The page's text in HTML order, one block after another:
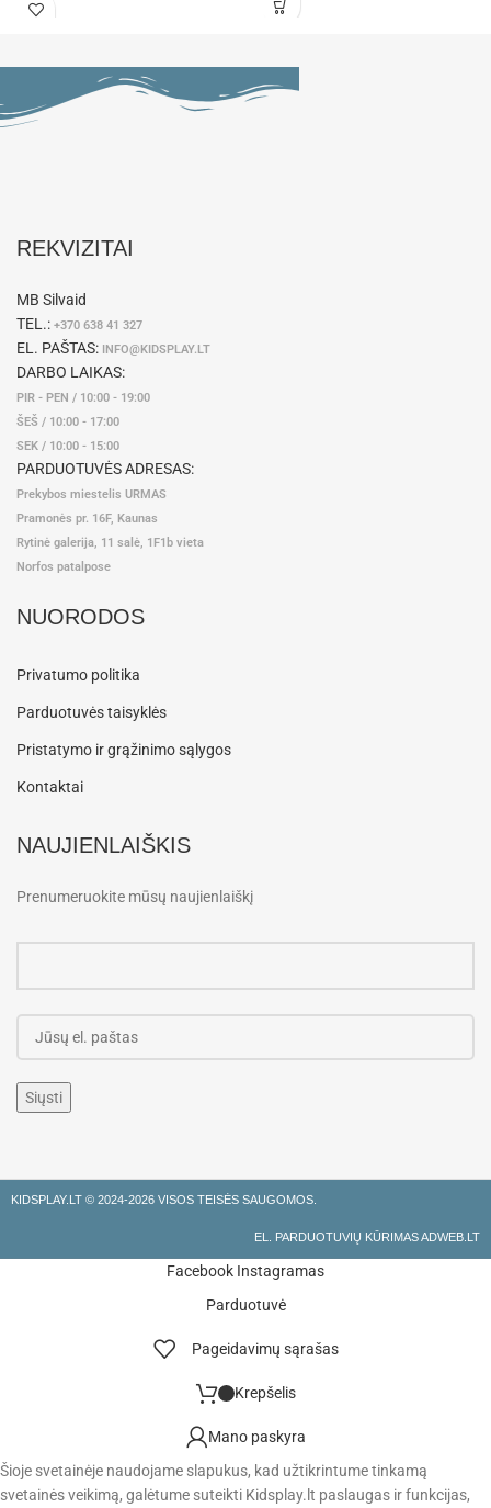
REKVIZITAI
MB Silvaid
TEL.: +370 638 41 327
EL. PAŠTAS: INFO@KIDSPLAY.LT
DARBO LAIKAS:
PIR - PEN / 10:00 - 19:00
ŠEŠ / 10:00 - 17:00
SEK / 10:00 - 15:00
PARDUOTUVĖS ADRESAS:
Prekybos miestelis URMAS
Pramonės pr. 16F, Kaunas
Rytinė galerija, 11 salė, 1F1b vieta
Norfos patalpose
NUORODOS
Privatumo politika
Parduotuvės taisyklės
Pristatymo ir grąžinimo sąlygos
Kontaktai
NAUJIENLAIŠKIS
Prenumeruokite mūsų naujienlaiškį
KIDSPLAY.LT © 2024-2026 VISOS TEISĖS SAUGOMOS.
EL. PARDUOTUVIŲ KŪRIMAS ADWEB.LT
Facebook Instagramas
Parduotuvė
Pageidavimų sąrašas
Krepšelis
Mano paskyra
Šioje svetainėje naudojame slapukus, kad užtikrintume tinkamą
svetainės veikimą, galėtume suteikti Kidsplay.lt paslaugas ir funkcijas,